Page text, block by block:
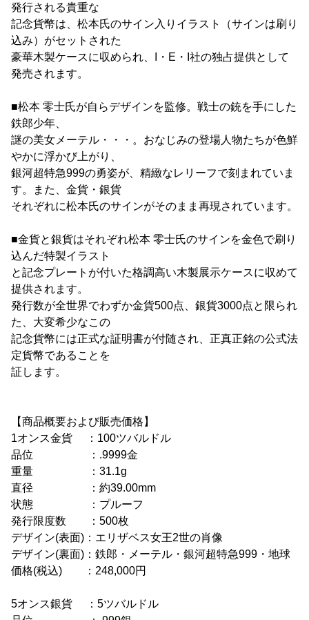
発行される貴重な
記念貨幣は、松本氏のサイン入りイラスト（サインは刷り
込み）がセットされた
豪華木製ケースに収められ、I・E・I社の独占提供として
発売されます。
■松本 零士氏が自らデザインを監修。戦士の銃を手にした
鉄郎少年、
謎の美女メーテル・・・。おなじみの登場人物たちが色鮮
やかに浮かび上がり、
銀河超特急999の勇姿が、精緻なレリーフで刻まれていま
す。また、金貨・銀貨
それぞれに松本氏のサインがそのまま再現されています。
■金貨と銀貨はそれぞれ松本 零士氏のサインを金色で刷り
込んだ特製イラスト
と記念プレートが付いた格調高い木製展示ケースに収めて
提供されます。
発行数が全世界でわずか金貨500点、銀貨3000点と限られ
た、大変希少なこの
記念貨幣には正式な証明書が付随され、正真正銘の公式法
定貨幣であることを
証します。
【商品概要および販売価格】
1オンス金貨 ：100ツバルドル
品位 ：.9999金
重量 ：31.1g
直径 ：約39.00mm
状態 ：プルーフ
発行限度数 ：500枚
デザイン(表面)：エリザベス女王2世の肖像
デザイン(裏面)：鉄郎・メーテル・銀河超特急999・地球
価格(税込) ：248,000円
5オンス銀貨 ：5ツバルドル